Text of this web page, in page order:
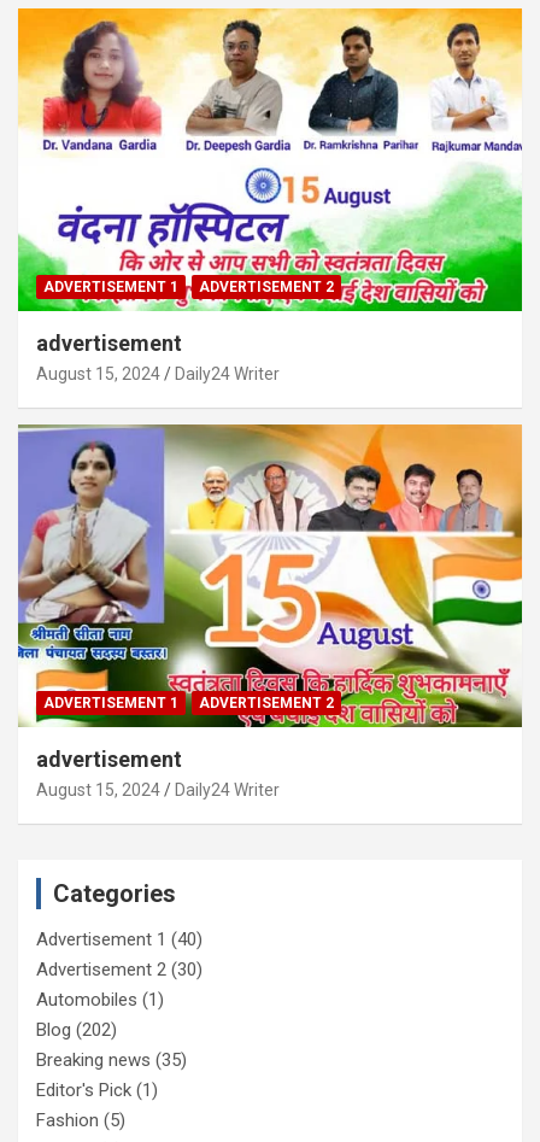
ADVERTISEMENT 1 ADVERTISEMENT 2
advertisement
August 15, 2024 Daily24 Writer
ADVERTISEMENT 1 ADVERTISEMENT 2
advertisement
August 15, 2024 Daily24 Writer
Categories
Advertisement 1 (40)
Advertisement 2 (30)
Automobiles (1)
Blog (202)
Breaking news (35)
Editor's Pick (1)
Fashion (5)